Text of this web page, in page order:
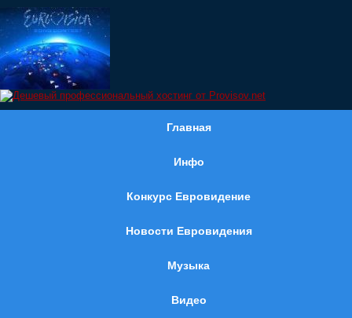
Главная
Инфо
Конкурс Евровидение
Новости Евровидения
Музыка
Видео